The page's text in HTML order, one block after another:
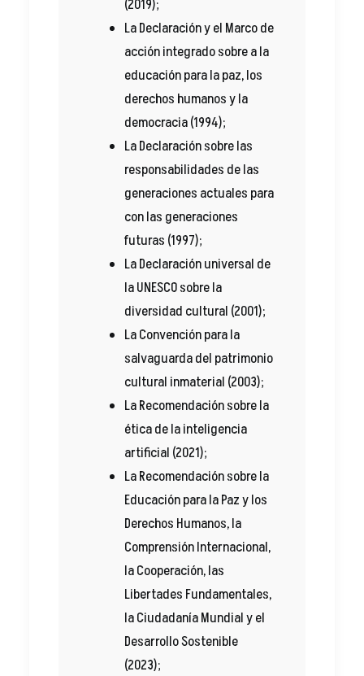
(2019);
La Declaración y el Marco de
acción integrado sobre a la
educación para la paz, los
derechos humanos y la
democracia (1994);
La Declaración sobre las
responsabilidades de las
generaciones actuales para
con las generaciones
futuras (1997);
La Declaración universal de
la UNESCO sobre la
diversidad cultural (2001);
La Convención para la
salvaguarda del patrimonio
cultural inmaterial (2003);
La Recomendación sobre la
ética de la inteligencia
artificial (2021);
La Recomendación sobre la
Educación para la Paz y los
Derechos Humanos, la
Comprensión Internacional,
la Cooperación, las
Libertades Fundamentales,
la Ciudadanía Mundial y el
Desarrollo Sostenible
(2023);